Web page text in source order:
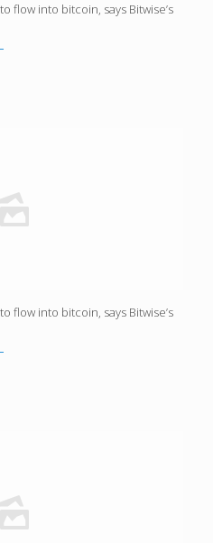
flow into bitcoin, says Bitwise’s
flow into bitcoin, says Bitwise’s